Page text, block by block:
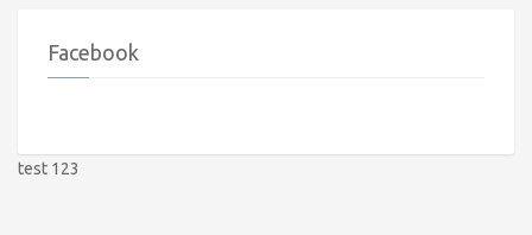
Facebook
test 123